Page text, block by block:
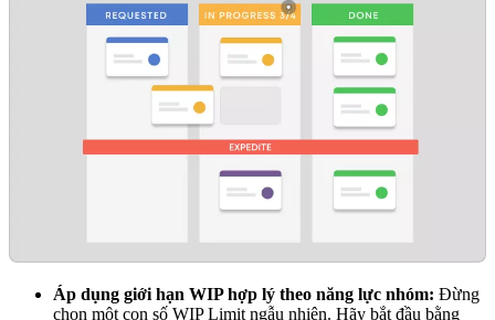
Áp dụng giới hạn WIP hợp lý theo năng lực nhóm: Đừng
chọn một con số WIP Limit ngẫu nhiên. Hãy bắt đầu bằng